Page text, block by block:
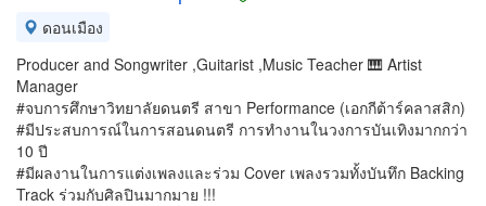
ดอนเมือง
Producer and Songwriter ,Guitarist ,Music Teacher 🎹 Artist
Manager
#จบการศึกษาวิทยาลัยดนตรี สาขา Performance (เอกกีต้าร์คลาสสิก)
#มีประสบการณ์ในการสอนดนตรี การทำงานในวงการบันเทิงมากกว่า
10 ปี
#มีผลงานในการแต่งเพลงและร่วม Cover เพลงรวมทั้งบันทึก Backing
Track ร่วมกับศิลปินมากมาย !!!